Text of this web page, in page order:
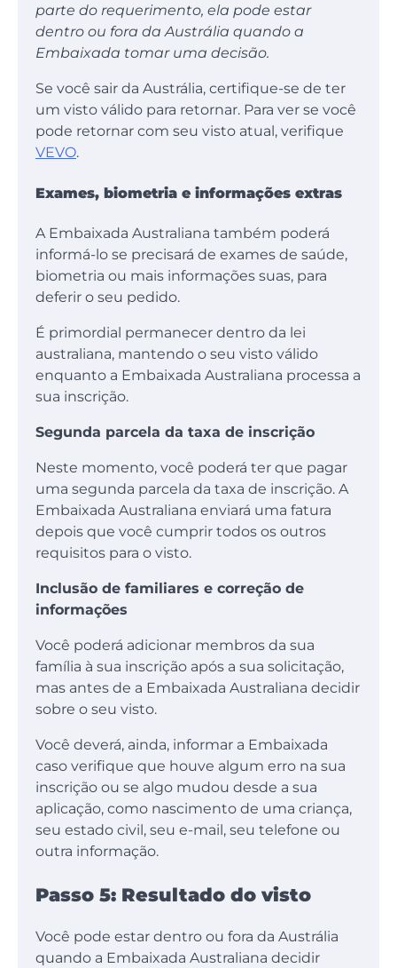
parte do requerimento, ela pode estar
dentro ou fora da Austrália quando a
Embaixada tomar uma decisão.
Se você sair da Austrália, certifique-se de ter
um visto válido para retornar. Para ver se você
pode retornar com seu visto atual, verifique
VEVO.
Exames, biometria e informações extras
A Embaixada Australiana também poderá
informá-lo se precisará de exames de saúde,
biometria ou mais informações suas, para
deferir o seu pedido.
É primordial permanecer dentro da lei
australiana, mantendo o seu visto válido
enquanto a Embaixada Australiana processa a
sua inscrição.
Segunda parcela da taxa de inscrição
Neste momento, você poderá ter que pagar
uma segunda parcela da taxa de inscrição. A
Embaixada Australiana enviará uma fatura
depois que você cumprir todos os outros
requisitos para o visto.
Inclusão de familiares e correção de
informações
Você poderá adicionar membros da sua
família à sua inscrição após a sua solicitação,
mas antes de a Embaixada Australiana decidir
sobre o seu visto.
Você deverá, ainda, informar a Embaixada
caso verifique que houve algum erro na sua
inscrição ou se algo mudou desde a sua
aplicação, como nascimento de uma criança,
seu estado civil, seu e-mail, seu telefone ou
outra informação.
Passo 5: Resultado do visto
Você pode estar dentro ou fora da Austrália
quando a Embaixada Australiana decidir